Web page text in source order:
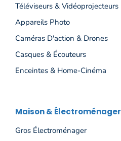
Téléviseurs & Vidéoprojecteurs
Appareils Photo
Caméras D'action & Drones
Casques & Écouteurs
Enceintes & Home-Cinéma
Maison & Électroménager
Gros ÉlectroménageR